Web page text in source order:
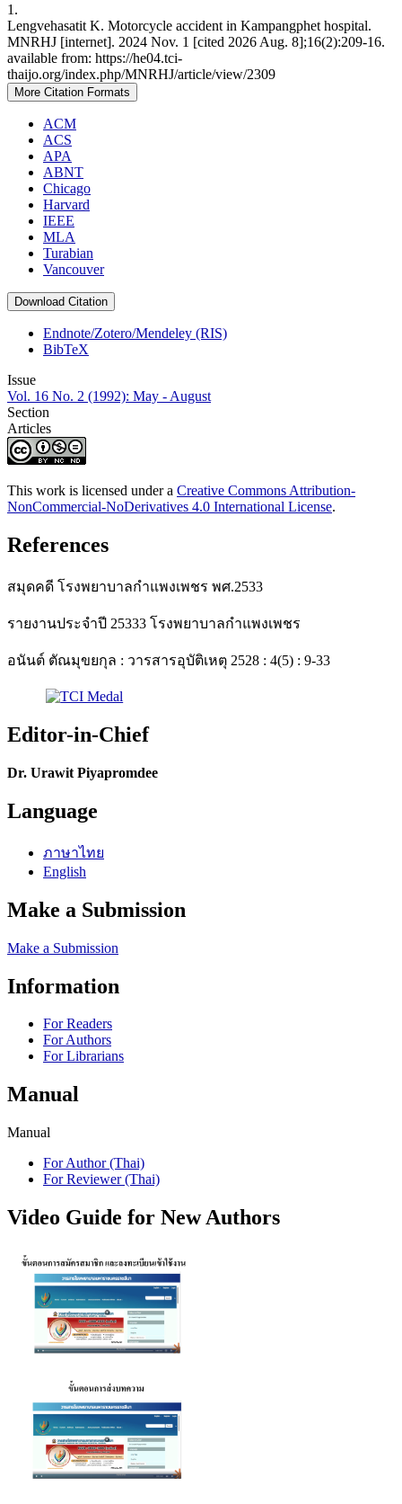
1.
Lengvehasatit K. Motorcycle accident in Kampangphet hospital.
MNRHJ [internet]. 2024 Nov. 1 [cited 2026 Aug. 8];16(2):209-16.
available from: https://he04.tci-
thaijo.org/index.php/MNRHJ/article/view/2309
More Citation Formats
ACM
ACS
APA
ABNT
Chicago
Harvard
IEEE
MLA
Turabian
Vancouver
Download Citation
Endnote/Zotero/Mendeley (RIS)
BibTeX
Issue
Vol. 16 No. 2 (1992): May - August
Section
Articles
This work is licensed under a Creative Commons Attribution-
NonCommercial-NoDerivatives 4.0 International License.
References
สมุดคดี โรงพยาบาลกำแพงเพชร พศ.2533
รายงานประจำปี 25333 โรงพยาบาลกำแพงเพชร
อนันต์ ตัณมุขยกุล : วารสารอุบัติเหตุ 2528 : 4(5) : 9-33
Editor-in-Chief
Dr. Urawit Piyapromdee
Language
ภาษาไทย
English
Make a Submission
Make a Submission
Information
For Readers
For Authors
For Librarians
Manual
Manual
For Author (Thai)
For Reviewer (Thai)
Video Guide for New Authors